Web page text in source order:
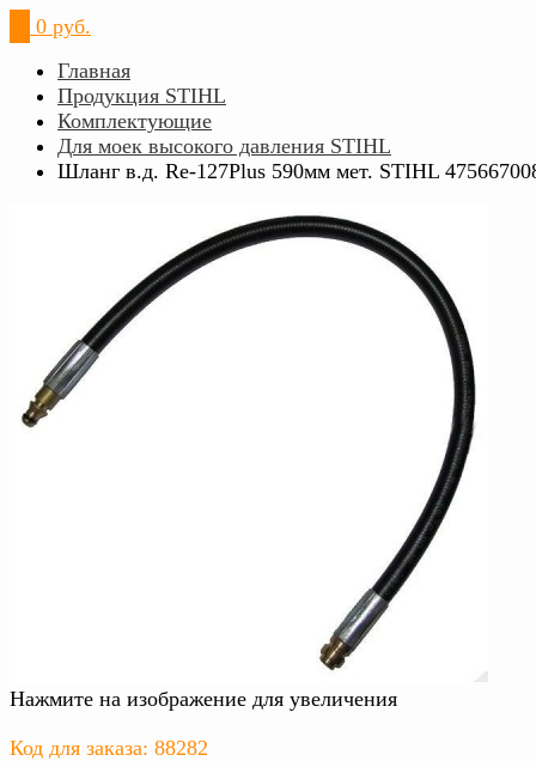
0 руб.
Главная
Продукция STIHL
Комплектующие
Для моек высокого давления STIHL
Шланг в.д. Rе-127Plus 590мм мет. STIHL
Нажмите на изображение для увеличения
Код для заказа: 88282